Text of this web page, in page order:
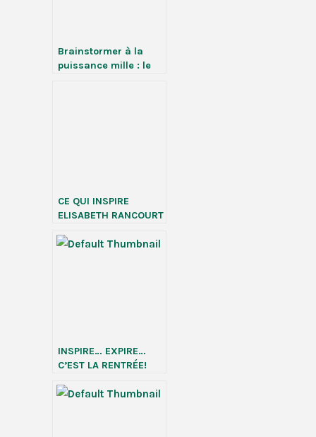
Brainstormer à la
puissance mille : le
CE QUI INSPIRE
ELISABETH RANCOURT
INSPIRE… EXPIRE…
C’EST LA RENTRÉE!